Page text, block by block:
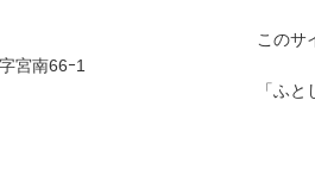
田野字宮南66ｰ1
このサ
「ふ